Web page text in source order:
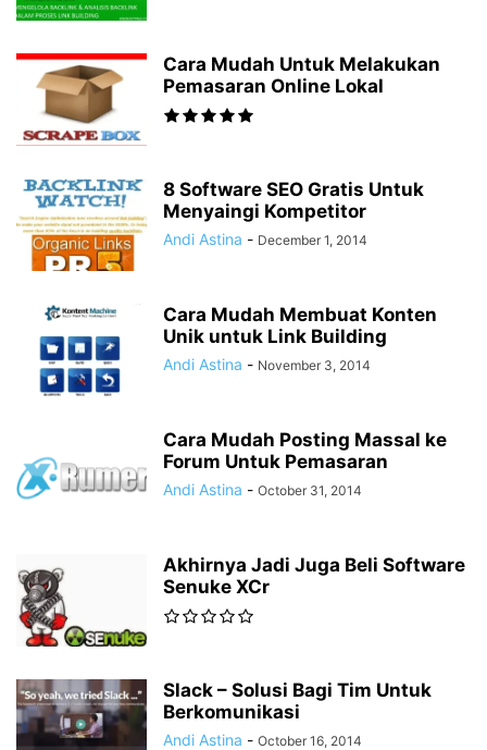
Cara Mudah Untuk Melakukan
Pemasaran Online Lokal
8 Software SEO Gratis Untuk
Menyaingi Kompetitor
Andi Astina - December 1, 2014
Cara Mudah Membuat Konten
Unik untuk Link Building
Andi Astina - November 3, 2014
Cara Mudah Posting Massal ke
Forum Untuk Pemasaran
Andi Astina - October 31, 2014
Akhirnya Jadi Juga Beli Software
Senuke XCr
Slack – Solusi Bagi Tim Untuk
Berkomunikasi
Andi Astina - October 16, 2014